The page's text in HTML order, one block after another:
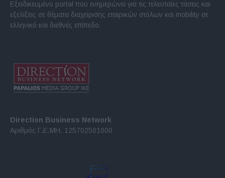
Εξειδικευμένο portal που ενημερώνει για τις τελευταίες τάσεις και
εξελίξεις σε θέματα διαχείρισης εταιρικών στόλων και mobility σε
ελληνικό και διεθνές επίπεδο.
Direction Business Network
Αριθμός Γ.Ε.ΜΗ. 125702501000